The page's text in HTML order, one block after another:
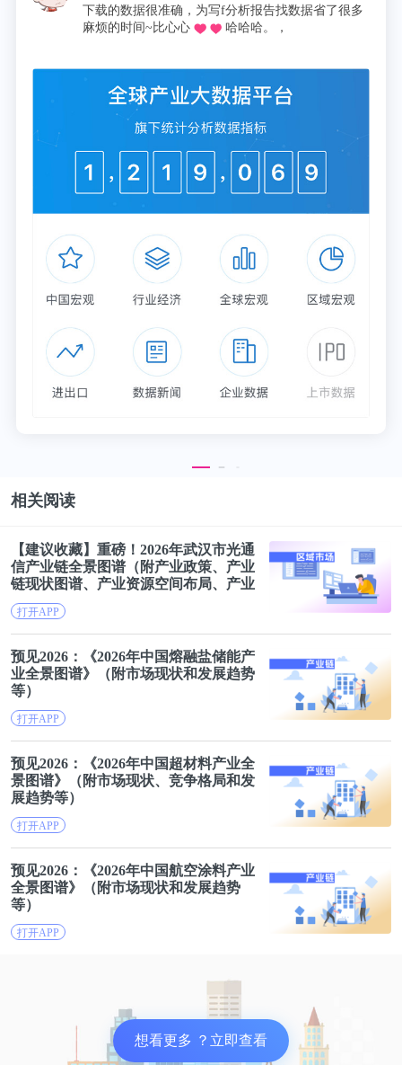
除非经常性损益后归属于母公司所有者的净利润(万
元)为3,355.81万元、5,325.43万元、5,177.15万元、
1,175.59万元。
招股书显示，2017—2020年上半年，鸿基节能经营活
动产生的现金流净额分别为1,471.68万元、-7,871.92
万元、2,870.21万元、-7,821.18万元，而同期净利润
分别为3,360.23万元、5,373.22万元、5,272.17万元、
润，而且波动极大，可能存在资金承压等方面财务状
况不良的问题。
在招股书中，鸿基节能并未披露其前身鸿基有限
1993-2005年间的股权变动，2007-2009年间四次增加
注册资本期间的股权变动也并未披露。
节能主营业务范围高度重合，却以个人名义署名，疑
似违反相关法律法规。
值得一提的是，卫海出生于1979年1月，拥有美国永
久居留权，毕业于清华大学土木工程系研究生学历，
又曾留学美国约翰霍普金斯大学并获得土木工程研究
生学历。
2013年，时年34岁的卫海从其父卫龙武手中接管鸿基
节能的经营权。不过，卫海在有关鸿基节能的公开报
道中，相对于“富二代”的头衔，依然坚称自己是“创
二代”。
发审委会议询问的主要问题
下载的数据很准确，为写f分析报告找数据省了很多
麻烦的时间~比心心
哈哈哈。，
相关阅读
【建议收藏】重磅！2026年武汉市光通
信产业链全景图谱（附产业政策、产业
链现状图谱、产业资源空间布局、产业
链发展规划）
打开APP
预见2026：《2026年中国熔融盐储能产
业全景图谱》（附市场现状和发展趋势
等）
打开APP
预见2026：《2026年中国超材料产业全
景图谱》（附市场现状、竞争格局和发
展趋势等）
打开APP
预见2026：《2026年中国航空涂料产业
全景图谱》（附市场现状和发展趋势
等）
打开APP
想看更多 ？立即查看